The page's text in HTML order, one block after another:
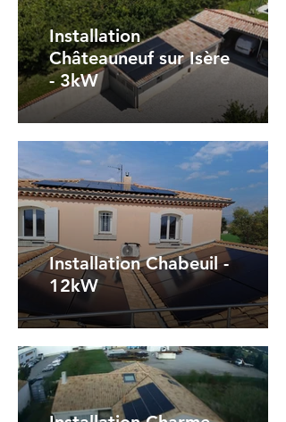
Installation
Châteauneuf sur Isère
- 3kW
Installation Chabeuil -
12kW